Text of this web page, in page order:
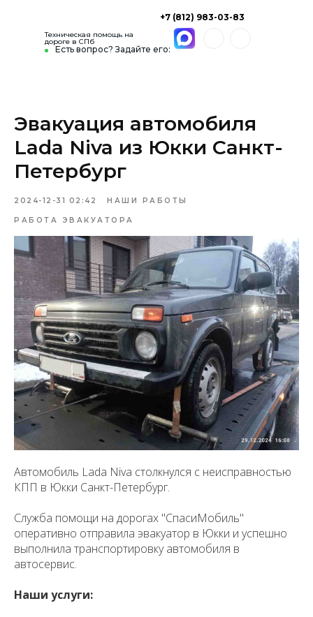
Есть вопрос? Задайте его:
+7 (812) 983-03-83
Техническая помощь на
дороге в СПб
Эвакуация автомобиля
Lada Niva из Юкки Санкт-
Петербург
2024-12-31 02:42 НАШИ РАБОТЫ
РАБОТА ЭВАКУАТОРА
Автомобиль Lada Niva столкнулся с неисправностью
КПП в Юкки Санкт-Петербург.
Служба помощи на дорогах "СпасиМобиль"
оперативно отправила эвакуатор в Юкки и успешно
выполнила транспортировку автомобиля в
автосервис.
Наши услуги: